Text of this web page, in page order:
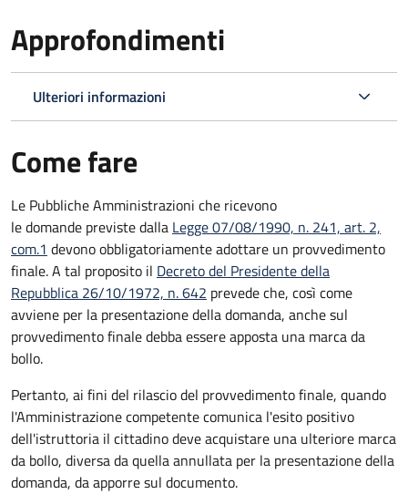
Approfondimenti
Ulteriori informazioni
Come fare
Le Pubbliche Amministrazioni che ricevono
le domande previste dalla Legge 07/08/1990, n. 241, art. 2,
com.1 devono obbligatoriamente adottare un provvedimento
finale. A tal proposito il Decreto del Presidente della
Repubblica 26/10/1972, n. 642 prevede che, così come
avviene per la presentazione della domanda, anche sul
provvedimento finale debba essere apposta una marca da
bollo.
Pertanto, ai fini del rilascio del provvedimento finale, quando
l'Amministrazione competente comunica l'esito positivo
dell'istruttoria il cittadino deve acquistare una ulteriore marca
da bollo, diversa da quella annullata per la presentazione della
domanda, da apporre sul documento.